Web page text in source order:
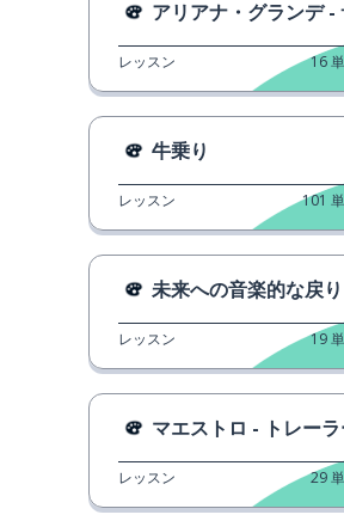
アリアナ・グランデ - サンタ・
レッスン 16
牛乗り
レッスン 101
未来への音楽的な戻り
レッスン 19
マエストロ - トレー
レッスン 29